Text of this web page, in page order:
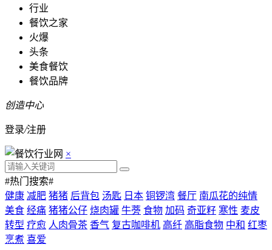
行业
餐饮之家
火爆
头条
美食餐饮
餐饮品牌
创造中心
登录/注册
×
#热门搜索#
健康 减肥 猪猪 后背包 汤匙 日本 铜锣湾 餐厅 南瓜花的纯情
美食 经痛 猪猪公仔 烧肉罐 牛蒡 食物 加码 奇亚籽 寒性 麦皮
转型 疗愈 人肉骨茶 香气 复古咖啡机 高纤 高脂食物 中和 红枣
烹煮 喜爱